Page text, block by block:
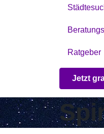
Ratgeber
Jetzt